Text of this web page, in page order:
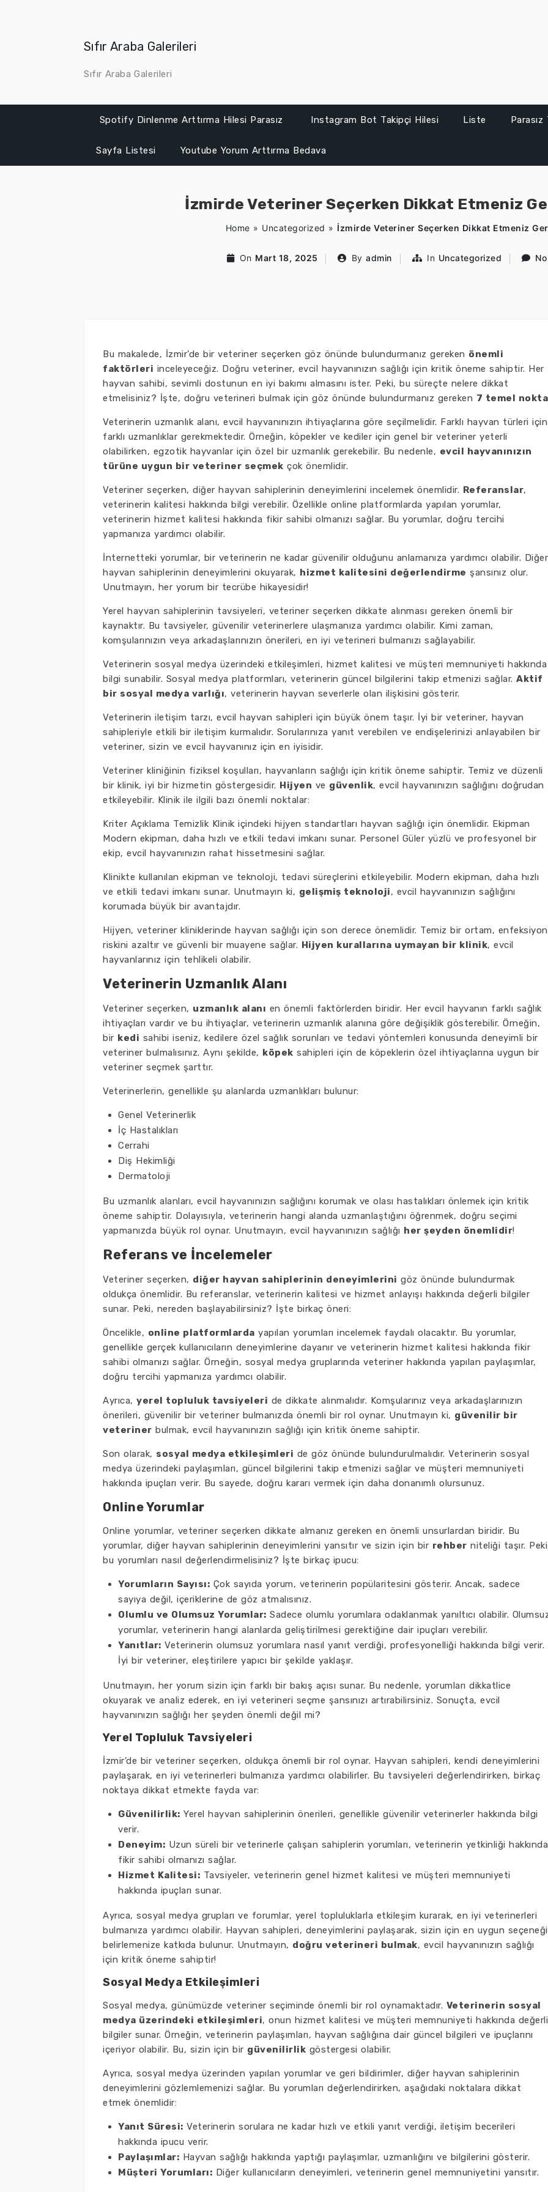
Sıfır Araba Galerileri
Sıfır Araba Galerileri
Spotify Dinlenme Arttırma Hilesi Parasız Instagram Bot Takipçi Hilesi Liste
Sayfa Listesi Youtube Yorum Arttırma Bedava
İzmirde Veteriner Seçerken Dikkat Etmeniz
Home » Uncategorized » İzmirde Veteriner Seçerken Dikkat Etmeniz
On Mart 18, 2025 By admin In Uncategorized
Bu makalede, İzmir’de bir veteriner seçerken göz önünde bulundurmanız gereken önemli
faktörleri inceleyeceğiz. Doğru veteriner, evcil hayvanınızın sağlığı için kritik öneme sahiptir. Her
hayvan sahibi, sevimli dostunun en iyi bakımı almasını ister. Peki, bu süreçte nelere dikkat
etmelisiniz? İşte, doğru veterineri bulmak için göz önünde bulundurmanız gereken 7 temel nokta
Veterinerin uzmanlık alanı, evcil hayvanınızın ihtiyaçlarına göre seçilmelidir. Farklı hayvan türleri için
farklı uzmanlıklar gerekmektedir. Örneğin, köpekler ve kediler için genel bir veteriner yeterli
olabilirken, egzotik hayvanlar için özel bir uzmanlık gerekebilir. Bu nedenle, evcil hayvanınızın
türüne uygun bir veteriner seçmek çok önemlidir.
Veteriner seçerken, diğer hayvan sahiplerinin deneyimlerini incelemek önemlidir. Referanslar,
veterinerin kalitesi hakkında bilgi verebilir. Özellikle online platformlarda yapılan yorumlar,
veterinerin hizmet kalitesi hakkında fikir sahibi olmanızı sağlar. Bu yorumlar, doğru tercihi
yapmanıza yardımcı olabilir.
İnternetteki yorumlar, bir veterinerin ne kadar güvenilir olduğunu anlamanıza yardımcı olabilir. Diğer
hayvan sahiplerinin deneyimlerini okuyarak, hizmet kalitesini değerlendirme şansınız olur.
Unutmayın, her yorum bir tecrübe hikayesidir!
Yerel hayvan sahiplerinin tavsiyeleri, veteriner seçerken dikkate alınması gereken önemli bir
kaynaktır. Bu tavsiyeler, güvenilir veterinerlere ulaşmanıza yardımcı olabilir. Kimi zaman,
komşularınızın veya arkadaşlarınızın önerileri, en iyi veterineri bulmanızı sağlayabilir.
Veterinerin sosyal medya üzerindeki etkileşimleri, hizmet kalitesi ve müşteri memnuniyeti hakkında
bilgi sunabilir. Sosyal medya platformları, veterinerin güncel bilgilerini takip etmenizi sağlar. Aktif
bir sosyal medya varlığı, veterinerin hayvan severlerle olan ilişkisini gösterir.
Veterinerin iletişim tarzı, evcil hayvan sahipleri için büyük önem taşır. İyi bir veteriner, hayvan
sahipleriyle etkili bir iletişim kurmalıdır. Sorularınıza yanıt verebilen ve endişelerinizi anlayabilen bir
veteriner, sizin ve evcil hayvanınız için en iyisidir.
Veteriner kliniğinin fiziksel koşulları, hayvanların sağlığı için kritik öneme sahiptir. Temiz ve düzenli
bir klinik, iyi bir hizmetin göstergesidir. Hijyen ve güvenlik, evcil hayvanınızın sağlığını doğrudan
etkileyebilir. Klinik ile ilgili bazı önemli noktalar:
Kriter Açıklama Temizlik Klinik içindeki hijyen standartları hayvan sağlığı için önemlidir. Ekipman
Modern ekipman, daha hızlı ve etkili tedavi imkanı sunar. Personel Güler yüzlü ve profesyonel bir
ekip, evcil hayvanınızın rahat hissetmesini sağlar.
Klinikte kullanılan ekipman ve teknoloji, tedavi süreçlerini etkileyebilir. Modern ekipman, daha hızlı
ve etkili tedavi imkanı sunar. Unutmayın ki, gelişmiş teknoloji, evcil hayvanınızın sağlığını
korumada büyük bir avantajdır.
Hijyen, veteriner kliniklerinde hayvan sağlığı için son derece önemlidir. Temiz bir ortam, enfeksiyon
riskini azaltır ve güvenli bir muayene sağlar. Hijyen kurallarına uymayan bir klinik, evcil
hayvanlarınız için tehlikeli olabilir.
Veterinerin Uzmanlık Alanı
Veteriner seçerken, uzmanlık alanı en önemli faktörlerden biridir. Her evcil hayvanın farklı sağlık
ihtiyaçları vardır ve bu ihtiyaçlar, veterinerin uzmanlık alanına göre değişiklik gösterebilir. Örneğin,
bir kedi sahibi iseniz, kedilere özel sağlık sorunları ve tedavi yöntemleri konusunda deneyimli bir
veteriner bulmalısınız. Aynı şekilde, köpek sahipleri için de köpeklerin özel ihtiyaçlarına uygun bir
veteriner seçmek şarttır.
Veterinerlerin, genellikle şu alanlarda uzmanlıkları bulunur:
Genel Veterinerlik
İç Hastalıkları
Cerrahi
Diş Hekimliği
Dermatoloji
Bu uzmanlık alanları, evcil hayvanınızın sağlığını korumak ve olası hastalıkları önlemek için kritik
öneme sahiptir. Dolayısıyla, veterinerin hangi alanda uzmanlaştığını öğrenmek, doğru seçimi
yapmanızda büyük rol oynar. Unutmayın, evcil hayvanınızın sağlığı her şeyden önemlidir!
Referans ve İncelemeler
Veteriner seçerken, diğer hayvan sahiplerinin deneyimlerini göz önünde bulundurmak
oldukça önemlidir. Bu referanslar, veterinerin kalitesi ve hizmet anlayışı hakkında değerli bilgiler
sunar. Peki, nereden başlayabilirsiniz? İşte birkaç öneri:
Öncelikle, online platformlarda yapılan yorumları incelemek faydalı olacaktır. Bu yorumlar,
genellikle gerçek kullanıcıların deneyimlerine dayanır ve veterinerin hizmet kalitesi hakkında fikir
sahibi olmanızı sağlar. Örneğin, sosyal medya gruplarında veteriner hakkında yapılan paylaşımlar,
doğru tercihi yapmanıza yardımcı olabilir.
Ayrıca, yerel topluluk tavsiyeleri de dikkate alınmalıdır. Komşularınız veya arkadaşlarınızın
önerileri, güvenilir bir veteriner bulmanızda önemli bir rol oynar. Unutmayın ki, güvenilir bir
veteriner bulmak, evcil hayvanınızın sağlığı için kritik öneme sahiptir.
Son olarak, sosyal medya etkileşimleri de göz önünde bulundurulmalıdır. Veterinerin sosyal
medya üzerindeki paylaşımları, güncel bilgilerini takip etmenizi sağlar ve müşteri memnuniyeti
hakkında ipuçları verir. Bu sayede, doğru kararı vermek için daha donanımlı olursunuz.
Online Yorumlar
Online yorumlar, veteriner seçerken dikkate almanız gereken en önemli unsurlardan biridir. Bu
yorumlar, diğer hayvan sahiplerinin deneyimlerini yansıtır ve sizin için bir rehber niteliği taşır.
bu yorumları nasıl değerlendirmelisiniz? İşte birkaç ipucu:
Yorumların Sayısı: Çok sayıda yorum, veterinerin popülaritesini gösterir. Ancak, sadece
sayıya değil, içeriklerine de göz atmalısınız.
Olumlu ve Olumsuz Yorumlar: Sadece olumlu yorumlara odaklanmak yanıltıcı olabilir.
yorumlar, veterinerin hangi alanlarda geliştirilmesi gerektiğine dair ipuçları verebilir.
Yanıtlar: Veterinerin olumsuz yorumlara nasıl yanıt verdiği, profesyonelliği hakkında bilgi verir.
İyi bir veteriner, eleştirilere yapıcı bir şekilde yaklaşır.
Unutmayın, her yorum sizin için farklı bir bakış açısı sunar. Bu nedenle, yorumları dikkatlice
okuyarak ve analiz ederek, en iyi veterineri seçme şansınızı artırabilirsiniz. Sonuçta, evcil
hayvanınızın sağlığı her şeyden önemli değil mi?
Yerel Topluluk Tavsiyeleri
İzmir’de bir veteriner seçerken, oldukça önemli bir rol oynar. Hayvan sahipleri, kendi deneyimlerini
paylaşarak, en iyi veterinerleri bulmanıza yardımcı olabilirler. Bu tavsiyeleri değerlendirirken, birkaç
noktaya dikkat etmekte fayda var:
Güvenilirlik: Yerel hayvan sahiplerinin önerileri, genellikle güvenilir veterinerler hakkında bilgi
verir.
Deneyim: Uzun süreli bir veterinerle çalışan sahiplerin yorumları, veterinerin yetkinliği hakkında
fikir sahibi olmanızı sağlar.
Hizmet Kalitesi: Tavsiyeler, veterinerin genel hizmet kalitesi ve müşteri memnuniyeti
hakkında ipuçları sunar.
Ayrıca, sosyal medya grupları ve forumlar, yerel topluluklarla etkileşim kurarak, en iyi veterinerleri
bulmanıza yardımcı olabilir. Hayvan sahipleri, deneyimlerini paylaşarak, sizin için en uygun seçeneği
belirlemenize katkıda bulunur. Unutmayın, doğru veterineri bulmak, evcil hayvanınızın sağlığı
için kritik öneme sahiptir!
Sosyal Medya Etkileşimleri
Sosyal medya, günümüzde veteriner seçiminde önemli bir rol oynamaktadır. Veterinerin sosyal
medya üzerindeki etkileşimleri, onun hizmet kalitesi ve müşteri memnuniyeti hakkında değerli
bilgiler sunar. Örneğin, veterinerin paylaşımları, hayvan sağlığına dair güncel bilgileri ve ipuçlarını
içeriyor olabilir. Bu, sizin için bir güvenilirlik göstergesi olabilir.
Ayrıca, sosyal medya üzerinden yapılan yorumlar ve geri bildirimler, diğer hayvan sahiplerinin
deneyimlerini gözlemlemenizi sağlar. Bu yorumları değerlendirirken, aşağıdaki noktalara dikkat
etmek önemlidir:
Yanıt Süresi: Veterinerin sorulara ne kadar hızlı ve etkili yanıt verdiği, iletişim becerileri
hakkında ipucu verir.
Paylaşımlar: Hayvan sağlığı hakkında yaptığı paylaşımlar, uzmanlığını ve bilgilerini gösterir.
Müşteri Yorumları: Diğer kullanıcıların deneyimleri, veterinerin genel memnuniyetini yansıtır.